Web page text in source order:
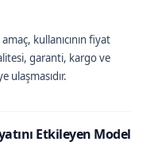
kullanıcının fiyat
garanti, kargo ve
ulaşmasıdır.
Etkileyen Model